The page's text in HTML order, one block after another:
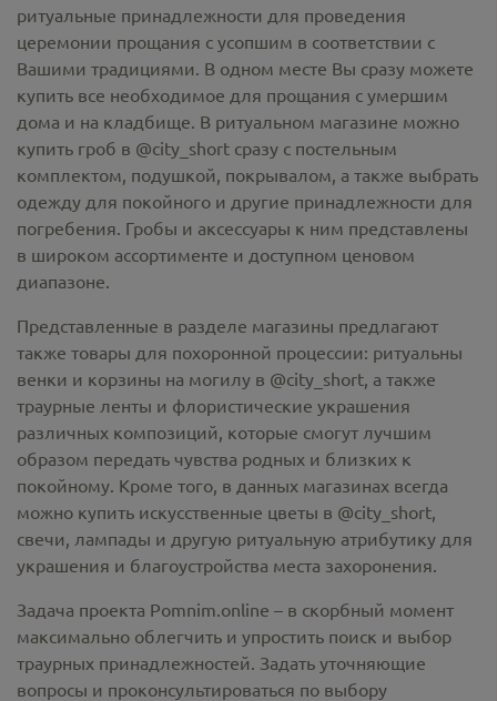
ритуальные принадлежности для проведения
церемонии прощания с усопшим в соответствии с
Вашими традициями. В одном месте Вы сразу можете
купить все необходимое для прощания с умершим
дома и на кладбище. В ритуальном магазине можно
купить гроб в @city_short сразу с постельным
комплектом, подушкой, покрывалом, а также выбрать
одежду для покойного и другие принадлежности для
погребения. Гробы и аксессуары к ним представлены
в широком ассортименте и доступном ценовом
диапазоне.
Представленные в разделе магазины предлагают
также товары для похоронной процессии: ритуальны
венки и корзины на могилу в @city_short, а также
траурные ленты и флористические украшения
различных композиций, которые смогут лучшим
образом передать чувства родных и близких к
покойному. Кроме того, в данных магазинах всегда
можно купить искусственные цветы в @city_short,
свечи, лампады и другую ритуальную атрибутику для
украшения и благоустройства места захоронения.
Задача проекта Pomnim.online – в скорбный момент
максимально облегчить и упростить поиск и выбор
траурных принадлежностей. Задать уточняющие
вопросы и проконсультироваться по выбору